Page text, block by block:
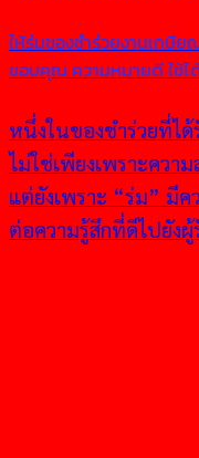
ให้ร่มของชำร่วยงานเกษี
ขอบคุณ ความหมายดี ใช้ไ
หนึ่งในของชำร่วยที่ไ
ไม่ใช่เพียงเพราะควา
แต่ยังเพราะ “ร่ม” มี
ต่อความรู้สึกที่ดีไปยัง